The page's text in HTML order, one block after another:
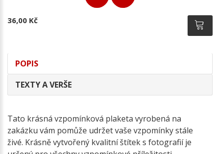
36,00 Kč
POPIS
TEXTY A VERŠE
Tato krásná vzpomínková plaketa vyrobená na
zakázku vám pomůže udržet vaše vzpomínky stále
živé. Krásně vytvořený kvalitní štítek s fotografií je